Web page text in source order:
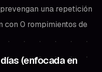
una repetición
con 0 rompimientos de
(enfocada en